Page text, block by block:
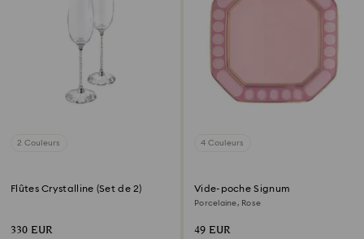
2 Couleurs
Flûtes Crystalline (Set de 2)
330 EUR
4 Couleurs
Vide-poche Signum
Porcelaine, Rose
49 EUR